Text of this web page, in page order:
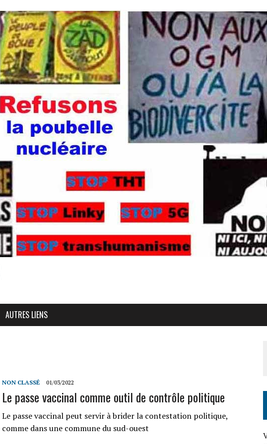
AUTRES LIENS
NON CLASSÉ 01/03/2022
Le passe vaccinal comme outil de contrôle politique
Le passe vaccinal peut servir à brider la contestation politique,
comme dans une commune du sud-ouest